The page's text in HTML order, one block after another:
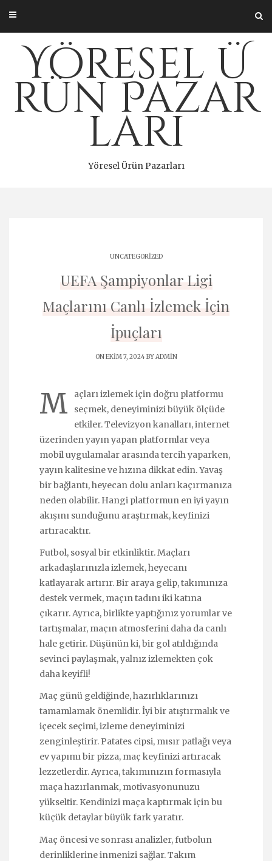
content
Yöresel Ü
rün Pazar
ları
Yöresel Ürün Pazarları
UNCATEGORIZED
UEFA Şampiyonlar Ligi
Maçlarını Canlı İzlemek İçin
İpuçları
ON EKIM 7, 2024 BYADMIN
M
açları izlemek için doğru platformu
seçmek, deneyiminizi büyük ölçüde
etkiler. Televizyon kanalları, internet
üzerinden yayın yapan platformlar veya
mobil uygulamalar arasında tercih yaparken,
yayın kalitesine ve hızına dikkat edin. Yavaş
bir bağlantı, heyecan dolu anları kaçırmanıza
neden olabilir. Hangi platformun en iyi yayın
akışını sunduğunu araştırmak, keyfinizi
artıracaktır.
Futbol, sosyal bir etkinliktir. Maçları
arkadaşlarınızla izlemek, heyecanı
katlayarak artırır. Bir araya gelip, takımınıza
destek vermek, maçın tadını iki katına
çıkarır. Ayrıca, birlikte yaptığınız yorumlar ve
tartışmalar, maçın atmosferini daha da canlı
hale getirir. Düşünün ki, bir gol atıldığında
sevinci paylaşmak, yalnız izlemekten çok
daha keyifli!
Maç günü geldiğinde, hazırlıklarınızı
tamamlamak önemlidir. İyi bir atıştırmalık ve
içecek seçimi, izleme deneyiminizi
zenginleştirir. Patates cipsi, mısır patlağı veya
ev yapımı bir pizza, maç keyfinizi artıracak
lezzetlerdir. Ayrıca, takımınızın formasıyla
maça hazırlanmak, motivasyonunuzu
yükseltir. Kendinizi maça kaptırmak için bu
küçük detaylar büyük fark yaratır.
Maç öncesi ve sonrası analizler, futbolun
derinliklerine inmenizi sağlar. Takım